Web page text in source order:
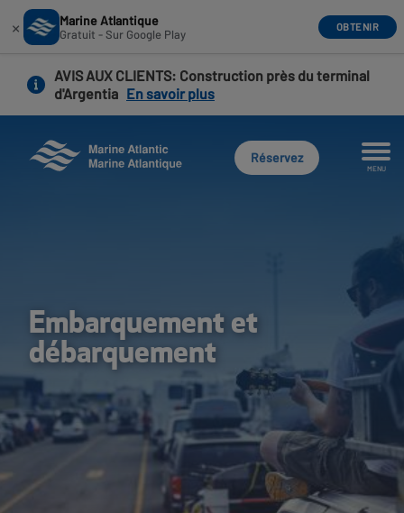
contenu
principal
× Marine Atlantique
Gratuit - Sur Google Play OBTENIR
AVIS AUX CLIENTS: Construction près du terminal
d'Argentia En savoir plus
Réservez
MENU
Embarquement et
débarquement